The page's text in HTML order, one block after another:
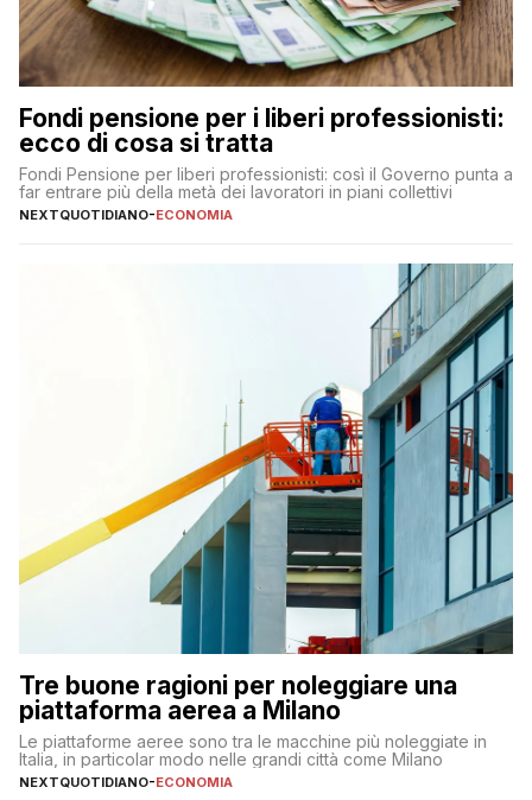
Fondi pensione per i liberi professionisti:
ecco di cosa si tratta
Fondi Pensione per liberi professionisti: così il Governo punta a
far entrare più della metà dei lavoratori in piani collettivi
NEXTQUOTIDIANO-ECONOMIA
Tre buone ragioni per noleggiare una
piattaforma aerea a Milano
Le piattaforme aeree sono tra le macchine più noleggiate in
Italia, in particolar modo nelle grandi città come Milano
NEXTQUOTIDIANO-ECONOMIA